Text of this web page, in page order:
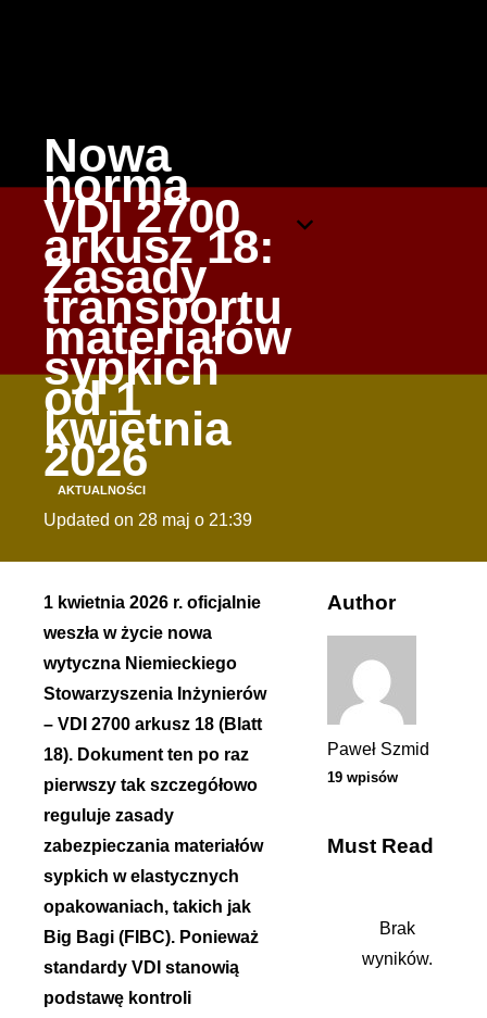
Nowa
norma
VDI 2700
arkusz 18:
Zasady
transportu
materiałów
sypkich
od 1
kwietnia
2026
AKTUALNOŚCI
Updated on 28 maj o 21:39
1 kwietnia 2026 r. oficjalnie
weszła w życie nowa
wytyczna Niemieckiego
Stowarzyszenia Inżynierów
– VDI 2700 arkusz 18 (Blatt
18). Dokument ten po raz
pierwszy tak szczegółowo
reguluje zasady
zabezpieczania materiałów
sypkich w elastycznych
opakowaniach, takich jak
Big Bagi (FIBC). Ponieważ
standardy VDI stanowią
podstawę kontroli
Author
Paweł Szmid
19 wpisów
Must Read
Brak
wyników.